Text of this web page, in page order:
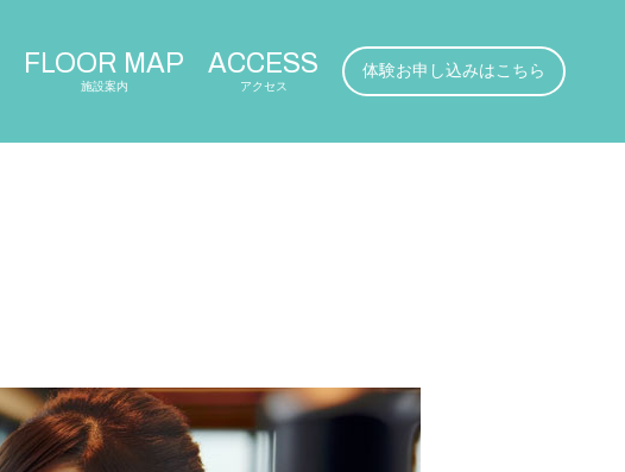
FLOOR MAP
施設案内
ACCESS
アクセス
体験お申し込みはこちら